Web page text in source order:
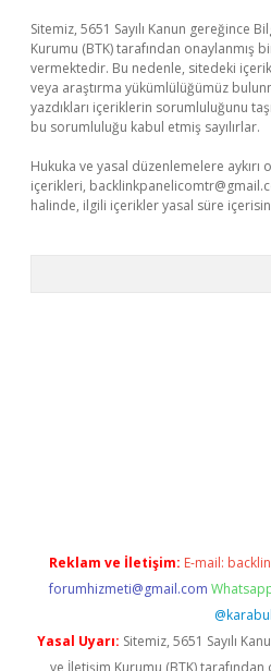
Sitemiz, 5651 Sayılı Kanun gereğince
Kurumu (BTK) tarafından onaylanmış
vermektedir. Bu nedenle, sitedeki
veya araştırma yükümlülüğümüz
yazdıkları içeriklerin sorumluluğunu
bu sorumluluğu kabul etmiş sayılırlar.
Hukuka ve yasal düzenlemelere
içerikleri,
halinde, ilgili içerikler yasal süre
Reklam ve İletişim: E-mail:
forumhizmeti@gmail.com
@karabul
Yasal Uyarı: Sitemiz, 5651 Sayılı
ve İletişim Kurumu (BTK) tarafından